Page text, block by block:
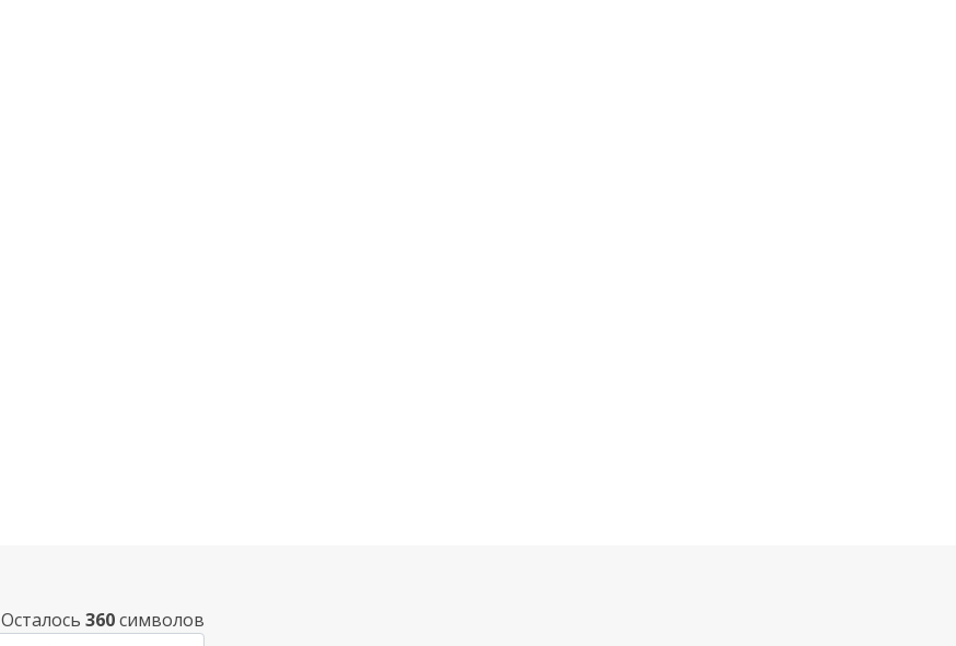
Осталось 360символов